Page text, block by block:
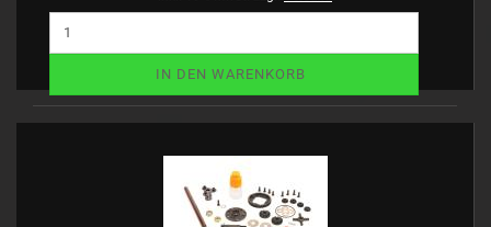
IN DEN WARENKORB